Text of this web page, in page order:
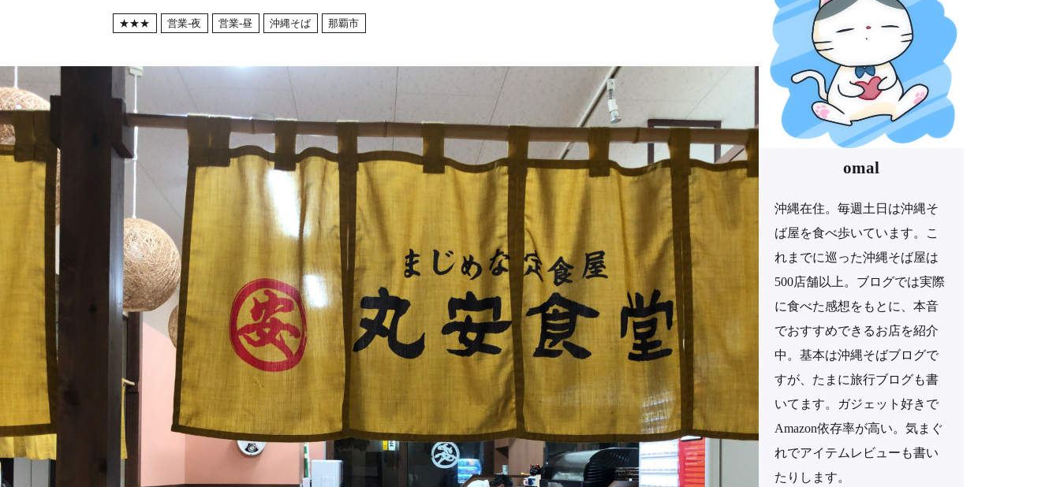
★★★ 営業-夜 営業-昼 沖縄そば 那覇市
omal
沖縄在住。毎週土日は沖縄そ
ば屋を食べ歩いています。こ
れまでに巡った沖縄そば屋は
500店舗以上。ブログでは実際
に食べた感想をもとに、本音
でおすすめできるお店を紹介
中。基本は沖縄そばブログで
すが、たまに旅行ブログも書
いてます。ガジェット好きで
Amazon依存率が高い。気まぐ
れでアイテムレビューも書い
たりします。